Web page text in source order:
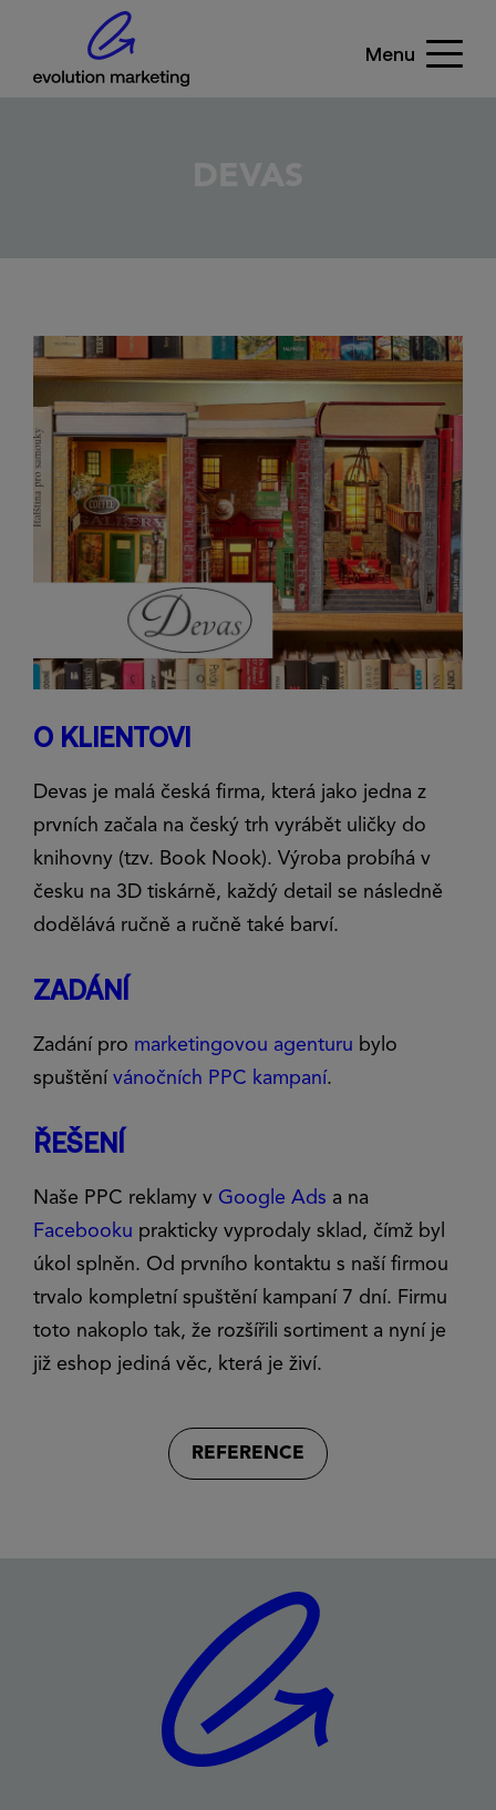
Menu
O KLIENTOVI
Devas je malá česká firma, která jako jedna z
prvních začala na český trh vyrábět uličky do
knihovny (tzv. Book Nook). Výroba probíhá v
česku na 3D tiskárně, každý detail se následně
dodělává ručně a ručně také barví.
ZADÁNÍ
Zadání pro marketingovou agenturu bylo
spuštění vánočních PPC kampaní.
ŘEŠENÍ
Naše PPC reklamy v Google Ads a na
Facebooku prakticky vyprodaly sklad, čímž byl
úkol splněn. Od prvního kontaktu s naší firmou
trvalo kompletní spuštění kampaní 7 dní. Firmu
toto nakoplo tak, že rozšířili sortiment a nyní je
již eshop jediná věc, která je živí.
REFERENCE